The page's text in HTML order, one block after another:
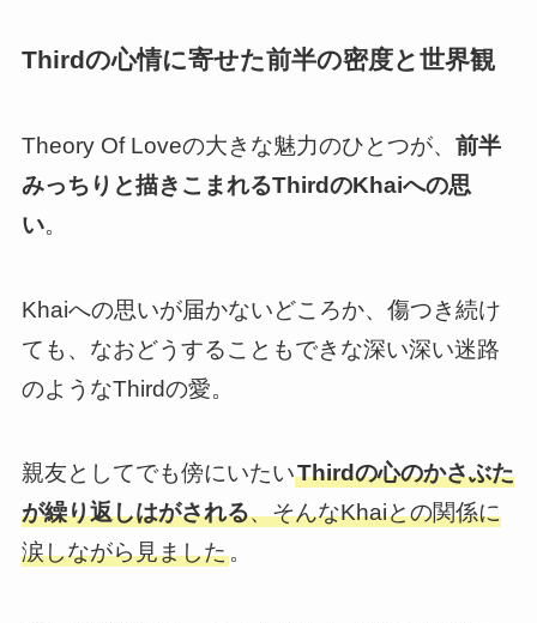
Thirdの心情に寄せた前半の密度と世界観
Theory Of Loveの大きな魅力のひとつが、 前半
みっちりと描きこまれるThirdのKhaiへの思
い。
Khaiへの思いが届かないどころか、 傷つき続け
ても、なおどうすることもできな深い深い迷路
のようなThirdの愛。
親友としてでも傍にいたいThirdの心のかさぶた
が繰り返しはがされる、そんなKhaiとの関係に
涙しながら見ました。